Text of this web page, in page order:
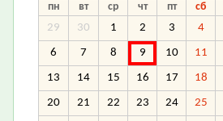
пн вт ср чт пт сб
29
30 1 2 3 4
6 7 8 9 10 11
13 14 15 16 17 18
20 21 22 23 24 25